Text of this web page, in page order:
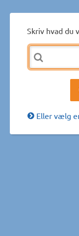
Skriv hvad du
Eller vælg